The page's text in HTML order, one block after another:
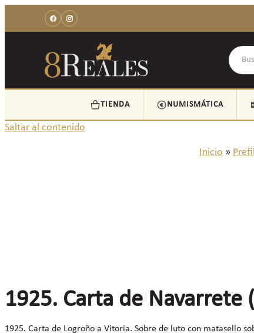
TIENDA NUMISMÁTICA
Saltar al contenido
Inicio »
1925. Carta de Navarrete
1925. Carta de Logroño a Vitoria. Sobre de luto con matasello